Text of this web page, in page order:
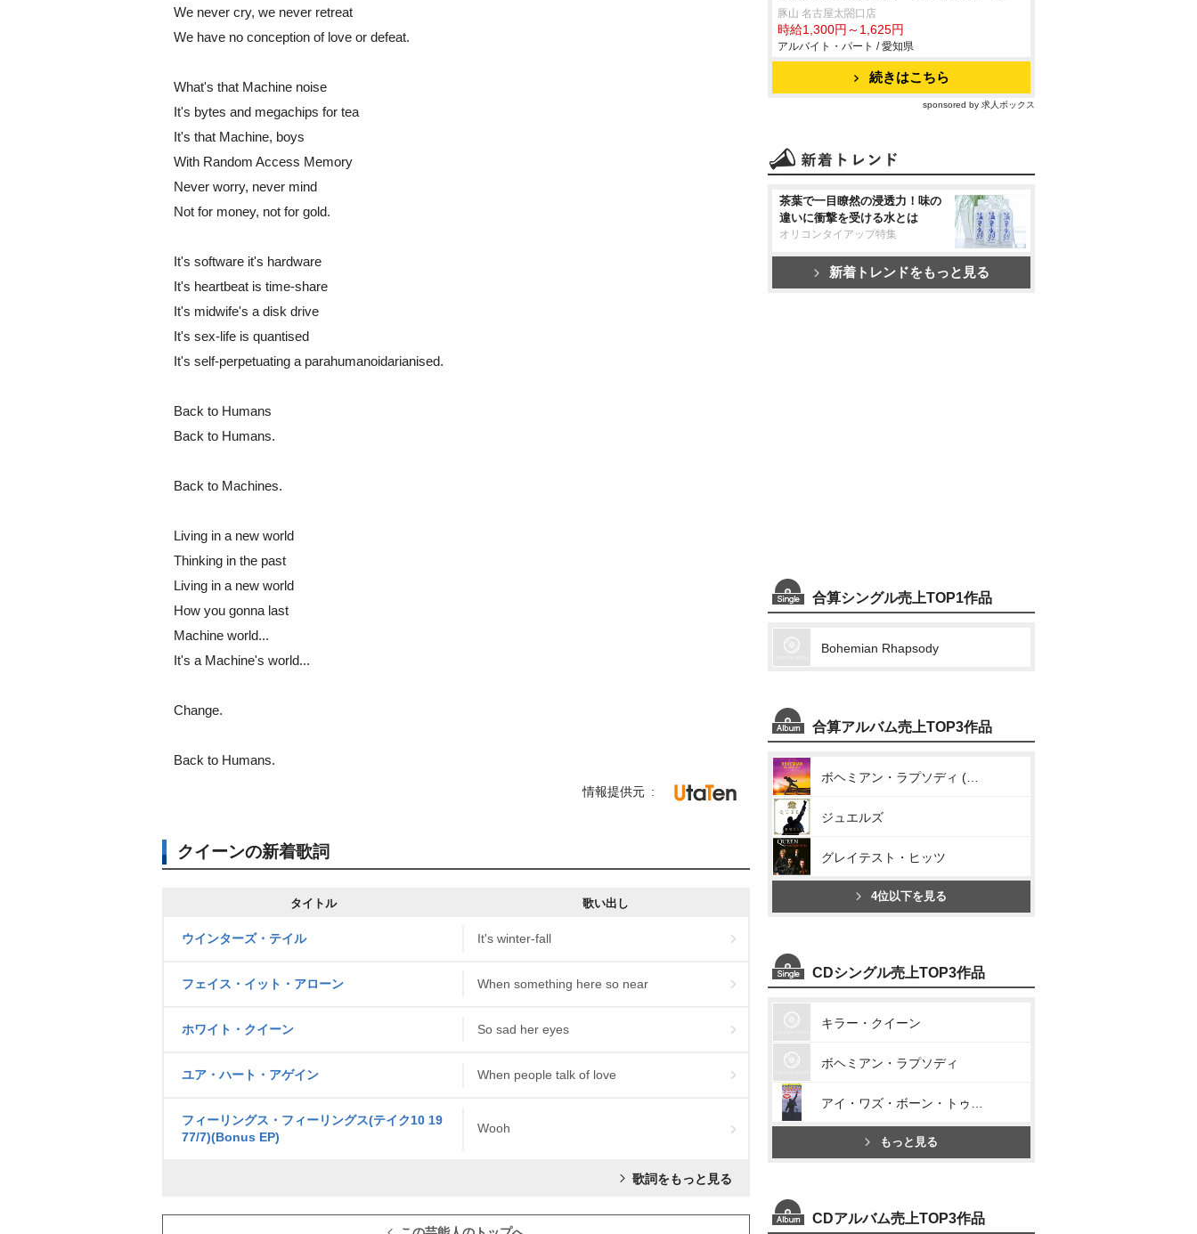
We never cry, we never retreat
We have no conception of love or defeat.
What's that Machine noise
It's bytes and megachips for tea
It's that Machine, boys
With Random Access Memory
Never worry, never mind
Not for money, not for gold.
It's software it's hardware
It's heartbeat is time-share
It's midwife's a disk drive
It's sex-life is quantised
It's self-perpetuating a parahumanoidarianised.
Back to Humans
Back to Humans.
Back to Machines.
Living in a new world
Thinking in the past
Living in a new world
How you gonna last
Machine world...
It's a Machine's world...
Change.
Back to Humans.
情報提供元
クイーンの新着歌詞
タイトル 歌い出し
ウインターズ・テイル It's winter-fall
フェイス・イット・アローン When something here so near
ホワイト・クイーン So sad her eyes
ユア・ハート・アゲイン When people talk of love
フィーリングス・フィーリングス(テイク10 19
77/7)(Bonus EP)
Wooh
歌詞をもっと見る
豚山 名古屋太閤口店
時給1,300円～1,625円
アルバイト・パート / 愛知県
続きはこちら
sponsored by 求人ボックス
茶葉で一目瞭然の浸透力！味の
違いに衝撃を受ける水とは
オリコンタイアップ特集
新着トレンドをもっと見る
合算シングル売上TOP1作品
Bohemian Rhapsody
合算アルバム売上TOP3作品
ジュエルズ
グレイテスト・ヒッツ
4位以下を見る
CDシングル売上TOP3作品
キラー・クイーン
ボヘミアン・ラプソディ
もっと見る
CDアルバム売上TOP3作品